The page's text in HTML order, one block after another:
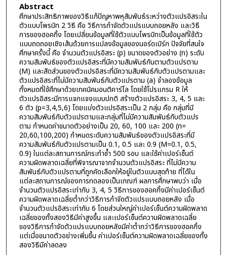
Abstract
ศึกษาประสิทธิภาพของวิธีแก้ปัญหาพหุสัมพันธ์ระหว่างตัวแปรอิสระใน
ตัวแบบโพรบิท 2 วิธี คือ วิธีการกำจัดตัวแปรแบบถอยหลัง และวิธี
การของฮอคกิ้ง โดยเปลี่ยนข้อมูลที่ใช้ตัวแบบโพรบิทเป็นข้อมูลที่ใช้ตัว
แบบถดถอยเชิงเส้นด้วยการแปลงข้อมูลของนอร์ดเบิร์ก ปัจจัยที่สนใจ
ศึกษาครั้งนี้ คือ จำนวนตัวแปรอิสระ (p) ขนาดของตัวอย่าง (n) ระดับ
ความสัมพันธ์ของตัวแปรอิสระที่มีความสัมพันธ์กันตามตัวแปรตาม
(M) และสัดส่วนของตัวแปรอิสระที่มีความสัมพันธ์กับตัวแปรตามและ
ตัวแปรอิสระที่ไม่มีความสัมพันธ์กับตัวแปรตาม (a) จำลองข้อมูล
ทั้งหมดที่ใช้ศึกษาด้วยเทคนิคมอนติคาร์โล โดยใช้โปรแกรม R ให้
ตัวแปรอิสระมีการแจกแจงแบบปกติ สร้างตัวแปรอิสระ 3, 4, 5 และ
6 ตัว (p=3,4,5,6) โดยแบ่งตัวแปรอิสระเป็น 2 กลุ่ม คือ กลุ่มที่มี
ความสัมพันธ์กับตัวแปรตามและกลุ่มที่ไม่มีความสัมพันธ์กับตัวแปร
ตาม กำหนดค่าขนาดตัวอย่างเป็น 20, 60, 100 และ 200 (n=
20,60,100,200) กำหนดระดับความสัมพันธ์ของตัวแปรอิสระที่มี
ความสัมพันธ์กับตัวแปรตามเป็น 0.1, 0.5 และ 0.9 (M=0.1, 0.5,
0.9) ในแต่ละสถานการณ์กระทำซ้ำ 500 รอบ และใช้ค่าเปอร์เซ็นต์
ความผิดพลาดเฉลี่ยที่พิจารณาจากจำนวนตัวแปรอิสระ ที่ไม่มีความ
สัมพันธ์กับตัวแปรตามที่ถูกคัดเลือกให้อยู่ในตัวแบบสุดท้าย ที่ได้ใน
แต่ละสถานการณ์ของการทดลองเป็นเกณฑ์ ผลการศึกษาพบว่า เมื่อ
จำนวนตัวแปรอิสระเท่ากับ 3, 4, 5 วิธีการของฮอคกิ้งมีค่าเปอร์เซ็นต์
ความผิดพลาดเฉลี่ยต่ำกว่าวิธีการกำจัดตัวแปรแบบถอยหลัง เมื่อ
จำนวนตัวแปรอิสระเท่ากับ 6 โดยส่วนใหญ่ค่าเปอร์เซ็นต์ความผิดพลาด
เฉลี่ยของทั้งสองวิธีมีค่าสูงขึ้น และเปอร์เซ็นต์ความผิดพลาดเฉลี่ย
ของวิธีการกำจัดตัวแปรแบบถอยหลังมีค่าต่ำกว่าวิธีการของฮอคกิ้ง
แต่เมื่อขนาดตัวอย่างเพิ่มขึ้น ค่าเปอร์เซ็นต์ความผิดพลาดเฉลี่ยของทั้ง
สองวิธีมีค่าลดลง